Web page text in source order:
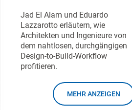
Jad El Alam und Eduardo
Lazzarotto erläutern, wie
Architekten und Ingenieure von
dem nahtlosen, durchgängigen
Design-to-Build-Workflow
profitieren.
MEHR ANZEIGEN